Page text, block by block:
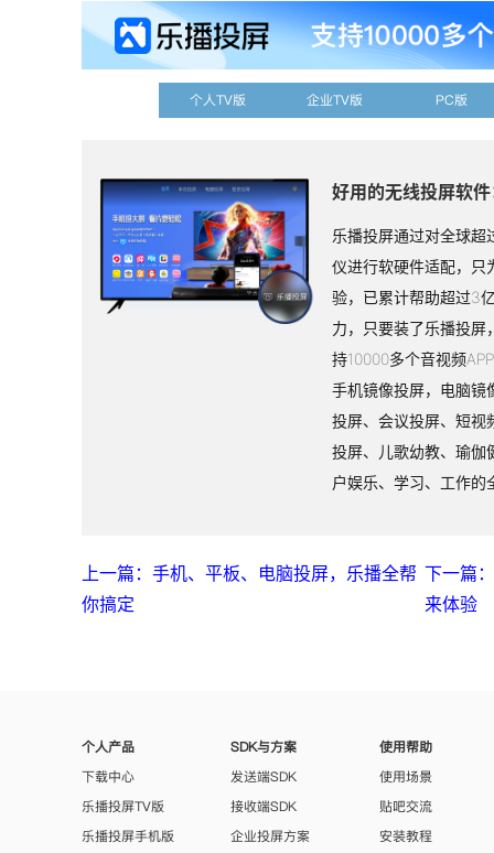
个人TV版 企业TV版 PC版
好用的无线投屏软
乐播投屏通过对全球超
仪进行软硬件适配，只
验，已累计帮助超过3
力，只要装了乐播投屏
持10000多个音视频
手机镜像投屏，电脑镜
投屏、会议投屏、短视
投屏、儿歌幼教、瑜伽
户娱乐、学习、工作的
上一篇：手机、平板、电脑投屏，乐播全帮
你搞定
下一篇
来体验
个人产品
下载中心
乐播投屏TV版
乐播投屏手机版
SDK与方案
发送端SDK
接收端SDK
企业投屏方案
使用帮助
使用场景
贴吧交流
安装教程